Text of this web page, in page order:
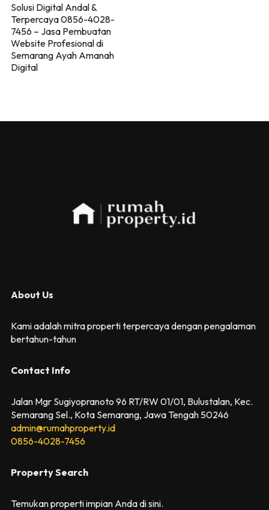
Solusi Digital Andal &
Terpercaya 0856-4028-
7456 – Jasa Pembuatan
Website Profesional di
Semarang Ayah Amanah
Digital
About Us
Kami adalah mitra properti terpercaya dengan pengalaman
bertahun-tahun
Contact Info
Jalan Mgr Sugiyopranoto 96 RT/RW 01/01, Bulustalan, Kec.
Semarang Sel., Kota Semarang, Jawa Tengah 50246
admin@rumahproperty.id
0856-4028-7456
Property Search
Temukan properti impian Anda di sini.